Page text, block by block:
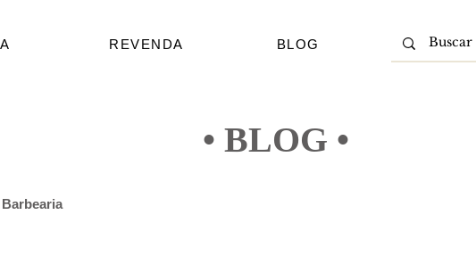
REVENDA BLOG
• BLOG •
Barbearia